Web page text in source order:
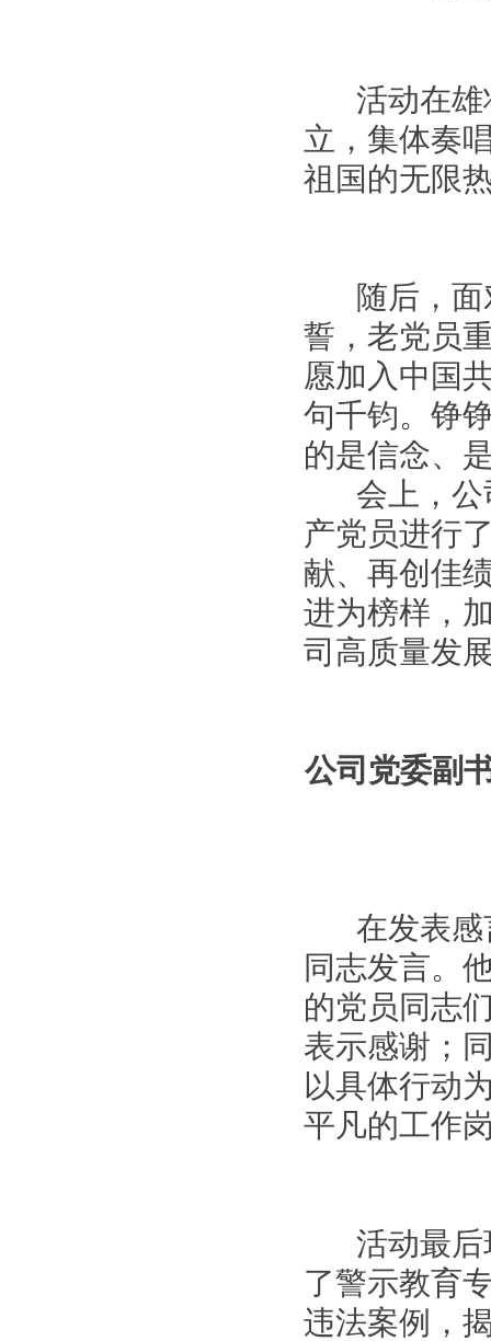
活动在雄
立，集体奏
祖国的无限
随后，面
誓，老党员
愿加入中国
句千钧。铮
的是信念、
会上，公
产党员进行
献、再创佳
进为榜样，
司高质量发
公司党委副
在发表感
同志发言。
的党员同志
表示感谢；
以具体行动
平凡的工作
活动最后
了警示教育
违法案例，